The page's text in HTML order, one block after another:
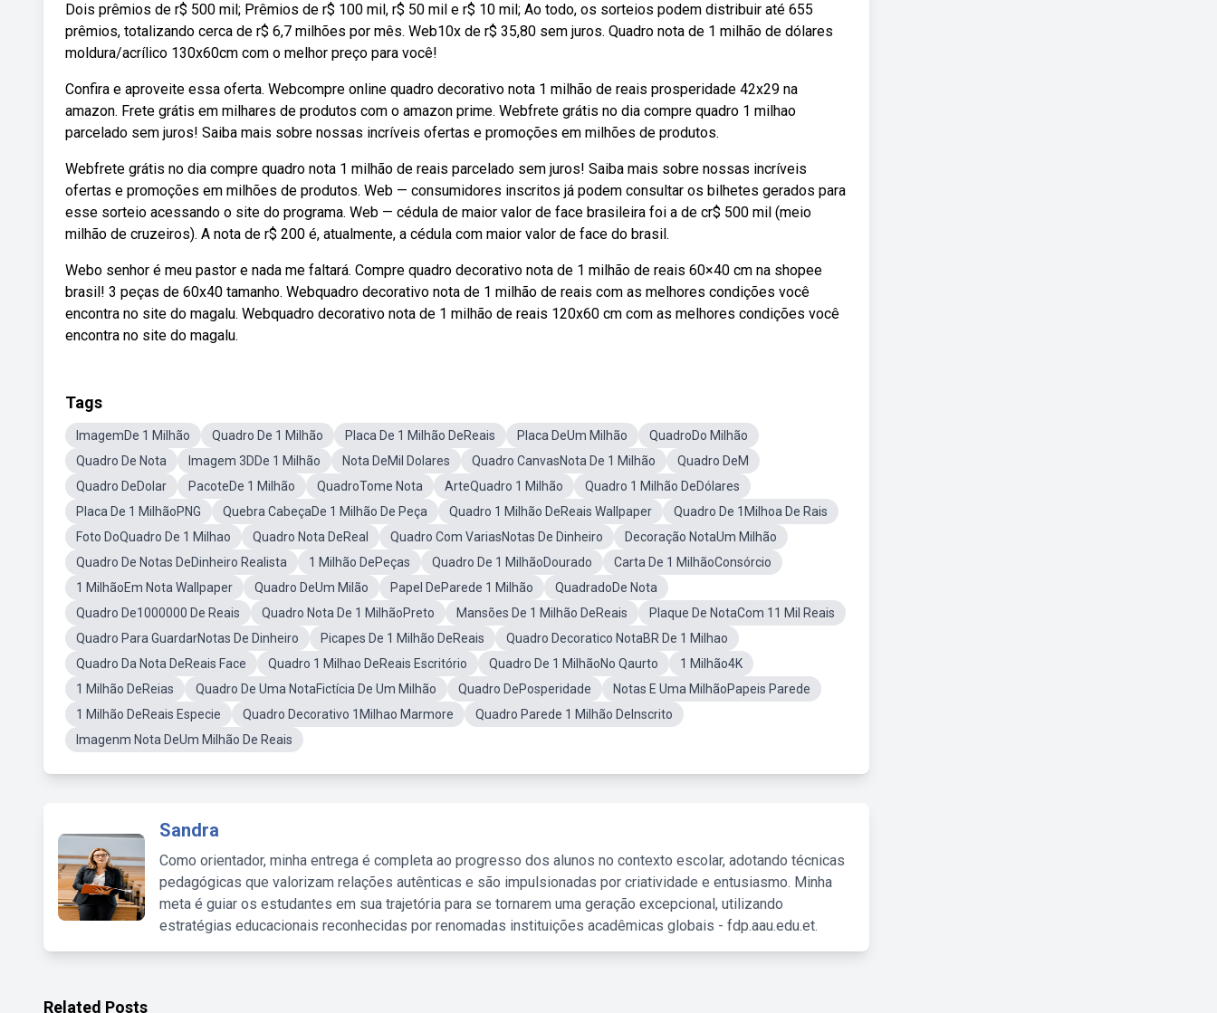
Dois prêmios de r$ 500 mil; Prêmios de r$ 100 mil, r$ 50 mil e r$ 10 mil; Ao todo, os sorteios podem distribuir até 655
prêmios, totalizando cerca de r$ 6,7 milhões por mês. Web10x de r$ 35,80 sem juros. Quadro nota de 1 milhão de dólares
moldura/acrílico 130x60cm com o melhor preço para você!
Confira e aproveite essa oferta. Webcompre online quadro decorativo nota 1 milhão de reais prosperidade 42x29 na
amazon. Frete grátis em milhares de produtos com o amazon prime. Webfrete grátis no dia compre quadro 1 milhao
parcelado sem juros! Saiba mais sobre nossas incríveis ofertas e promoções em milhões de produtos.
Webfrete grátis no dia compre quadro nota 1 milhão de reais parcelado sem juros! Saiba mais sobre nossas incríveis
ofertas e promoções em milhões de produtos. Web — consumidores inscritos já podem consultar os bilhetes gerados para
esse sorteio acessando o site do programa. Web — cédula de maior valor de face brasileira foi a de cr$ 500 mil (meio
milhão de cruzeiros). A nota de r$ 200 é, atualmente, a cédula com maior valor de face do brasil.
Webo senhor é meu pastor e nada me faltará. Compre quadro decorativo nota de 1 milhão de reais 60×40 cm na shopee
brasil! 3 peças de 60x40 tamanho. Webquadro decorativo nota de 1 milhão de reais com as melhores condições você
encontra no site do magalu. Webquadro decorativo nota de 1 milhão de reais 120x60 cm com as melhores condições você
encontra no site do magalu.
Tags
ImagemDe 1 Milhão Quadro De 1 Milhão Placa De 1 Milhão DeReais Placa DeUm Milhão
QuadroDo Milhão
Quadro De Nota
Imagem 3DDe 1 Milhão Nota DeMil Dolares Quadro CanvasNota De 1 Milhão
Quadro DeM
Quadro DeDolar
PacoteDe 1 Milhão QuadroTome Nota ArteQuadro 1 Milhão
Quadro 1 Milhão DeDólares
Placa De 1 MilhãoPNG
Quebra CabeçaDe 1 Milhão De Peça Quadro 1 Milhão DeReais Wallpaper
Quadro De 1Milhoa De Rais
Foto DoQuadro De 1 Milhao
Quadro Nota DeReal Quadro Com VariasNotas De Dinheiro
Decoração NotaUm Milhão
Quadro De Notas DeDinheiro Realista
1 Milhão DePeças Quadro De 1 MilhãoDourado
Carta De 1 MilhãoConsórcio
1 MilhãoEm Nota Wallpaper
Quadro DeUm Milão Papel DeParede 1 Milhão
QuadradoDe Nota
Quadro De1000000 De Reais
Quadro Nota De 1 MilhãoPreto Mansões De 1 Milhão DeReais
Plaque De NotaCom 11 Mil Reais
Quadro Para GuardarNotas De Dinheiro
Picapes De 1 Milhão DeReais
Quadro Decoratico NotaBR De 1 Milhao
Quadro Da Nota DeReais Face
Quadro 1 Milhao DeReais Escritório Quadro De 1 MilhãoNo Qaurto
1 Milhão4K
1 Milhão DeReias
Quadro De Uma NotaFictícia De Um Milhão Quadro DePosperidade
Notas E Uma MilhãoPapeis Parede
1 Milhão DeReais Especie
Quadro Decorativo 1Milhao Marmore
Quadro Parede 1 Milhão DeInscrito
Imagenm Nota DeUm Milhão De Reais
Sandra
Como orientador, minha entrega é completa ao progresso dos alunos no contexto escolar, adotando técnicas
pedagógicas que valorizam relações autênticas e são impulsionadas por criatividade e entusiasmo. Minha
meta é guiar os estudantes em sua trajetória para se tornarem uma geração excepcional, utilizando
estratégias educacionais reconhecidas por renomadas instituições acadêmicas globais - fdp.aau.edu.et.
Related Posts